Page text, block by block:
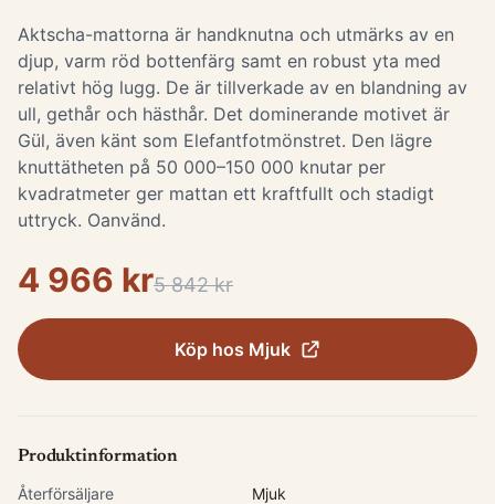
Aktscha-mattorna är handknutna och utmärks av en
djup, varm röd bottenfärg samt en robust yta med
relativt hög lugg. De är tillverkade av en blandning av
ull, gethår och hästhår. Det dominerande motivet är
Gül, även känt som Elefantfotmönstret. Den lägre
knuttätheten på 50 000–150 000 knutar per
kvadratmeter ger mattan ett kraftfullt och stadigt
uttryck. Oanvänd.
4 966 kr5 842 kr
Köp hos Mjuk
Produktinformation
Återförsäljare
Mjuk